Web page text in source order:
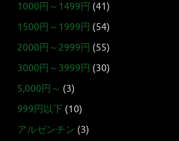
1000円～1499円 (41)
1500円～1999円 (54)
2000円～2999円 (55)
3000円～3999円 (30)
5,000円～ (3)
999円以下 (10)
アルゼンチン (3)